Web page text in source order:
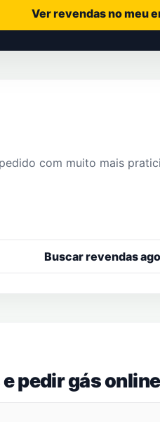
Ver revendas no meu
com muito mais
Buscar revendas
pedir gás online